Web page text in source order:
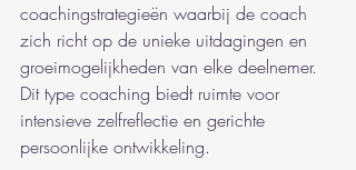
coachingstrategieën waarbij de coach
zich richt op de unieke uitdagingen en
groeimogelijkheden van elke deelnemer.
Dit type coaching biedt ruimte voor
intensieve zelfreflectie en gerichte
persoonlijke ontwikkeling.